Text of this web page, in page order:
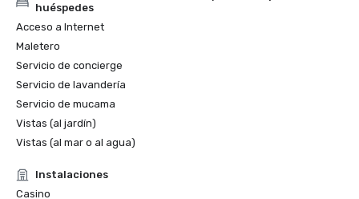
brindar servicios de bienestar personalizados a las
personas que padecen cáncer.
huéspedes
Acceso a Internet
Maletero
Servicio de concierge
Servicio de lavandería
Servicio de mucama
Vistas (al jardín)
Vistas (al mar o al agua)
Instalaciones
Casino